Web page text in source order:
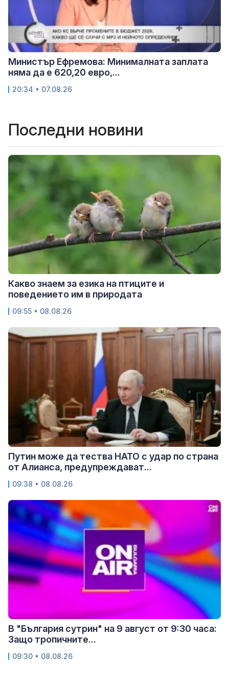
Министър Ефремова: Минималната заплата
няма да е 620,20 евро,...
20:34 • 07.08.26
Последни новини
Какво знаем за езика на птиците и
поведението им в природата
09:55 • 08.08.26
Путин може да тества НАТО с удар по страна
от Алианса, предупреждават...
09:38 • 08.08.26
В "България сутрин" на 9 август от 9:30 часа:
Защо тропичните...
09:30 • 08.08.26